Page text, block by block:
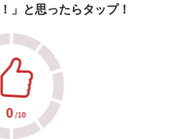
」と思ったらタップ！